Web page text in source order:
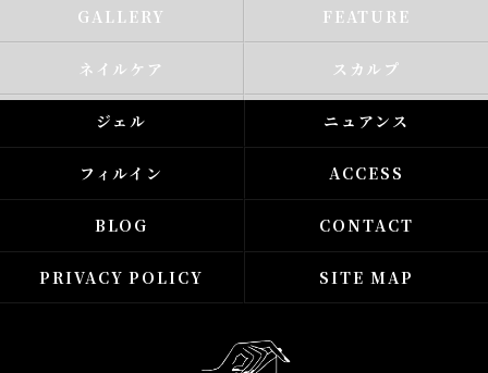
GALLERY FEATURE
ネイルケア スカルプ
ジェル ニュアンス
フィルイン ACCESS
BLOG CONTACT
PRIVACY POLICY SITE MAP